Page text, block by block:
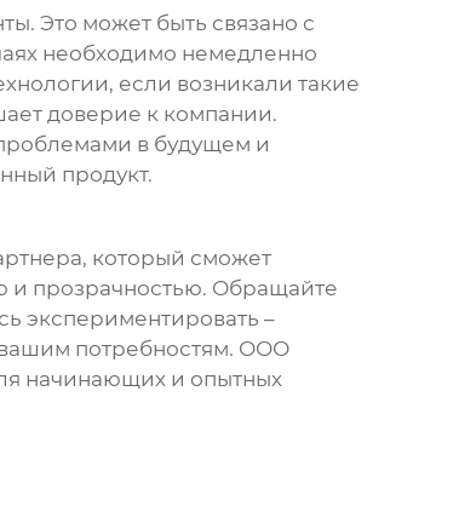
Это может быть связано с
необходимо немедленно
если возникали такие
доверие к компании.
в будущем и
продукт.
который сможет
и прозрачностью. Обращайте
экспериментировать –
вашим потребностям. ООО
начинающих и опытных